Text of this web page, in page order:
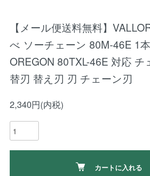
【メール便送料無料】
べ ソーチェーン 80M-46E 1
OREGON 80TXL-46E 対応 チ
替刃 替え刃 刃 チェーン刃
2,340円(内税)
カートに入れる